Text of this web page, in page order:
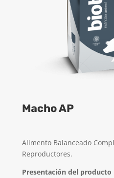
Macho AP
Alimento Balanceado
Reproductores.
Presentación del producto